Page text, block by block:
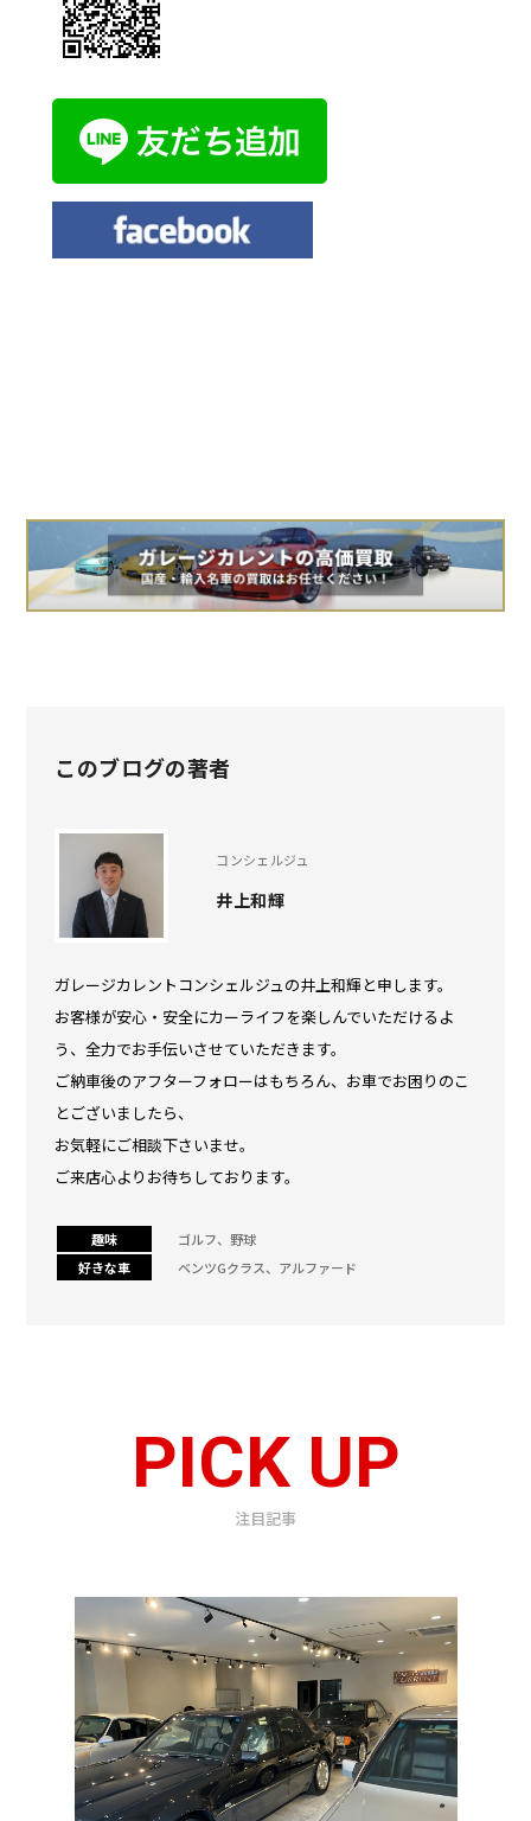
このブログの著者
コンシェルジュ
井上和輝
ガレージカレントコンシェルジュの井上和輝と申します。
お客様が安心・安全にカーライフを楽しんでいただけるよ
う、全力でお手伝いさせていただきます。
ご納車後のアフターフォローはもちろん、お車でお困りのこ
とございましたら、
お気軽にご相談下さいませ。
ご来店心よりお待ちしております。
趣味
ゴルフ、野球
好きな車
ベンツGクラス、アルファード
PICK UP
注目記事